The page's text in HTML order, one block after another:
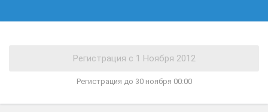
Регистрация до 30 ноября 00:00